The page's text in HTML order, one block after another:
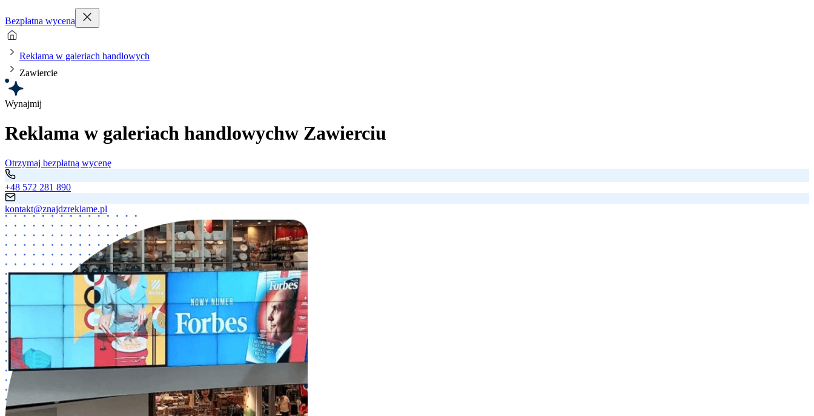
Bezpłatna wycena
Reklama w galeriach handlowych
Zawiercie
Wynajmij
Reklama w galeriach handlowychw Zawierciu
Otrzymaj bezpłatną wycenę
+48 572 281 890
kontakt@znajdzreklame.pl